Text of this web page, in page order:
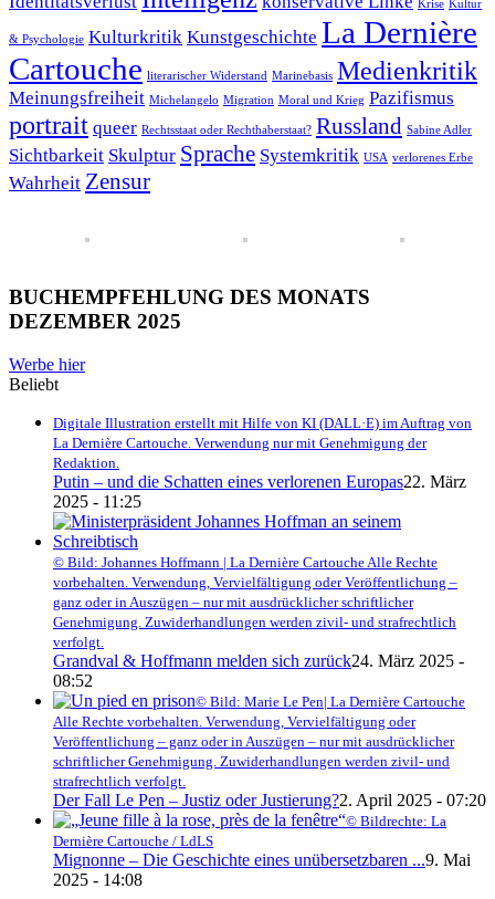
Krise Kultur
& Psychologie Kulturkritik Kunstgeschichte La Dernière
Cartouche literarischer Widerstand Marinebasis Medienkritik
Meinungsfreiheit Michelangelo Migration Moral und Krieg Pazifismus
portrait queer Rechtsstaat oder Rechthaberstaat? Russland Sabine Adler
Sichtbarkeit Skulptur Sprache Systemkritik USA verlorenes Erbe
Wahrheit Zensur
BUCHEMPFEHLUNG DES MONATS
DEZEMBER 2025
Werbe hier
Beliebt
Digitale Illustration erstellt mit Hilfe von KI (DALL·E) im Auftrag von
La Dernière Cartouche. Verwendung nur mit Genehmigung der
Redaktion.
Putin – und die Schatten eines verlorenen Europas22. März
2025 - 11:25
© Bild: Johannes Hoffmann | La Dernière Cartouche Alle Rechte
vorbehalten. Verwendung, Vervielfältigung oder Veröffentlichung –
ganz oder in Auszügen – nur mit ausdrücklicher schriftlicher
Genehmigung. Zuwiderhandlungen werden zivil- und strafrechtlich
verfolgt.
Grandval & Hoffmann melden sich zurück24. März 2025 -
08:52
© Bild: Marie Le Pen| La Dernière Cartouche
Alle Rechte vorbehalten. Verwendung, Vervielfältigung oder
Veröffentlichung – ganz oder in Auszügen – nur mit ausdrücklicher
schriftlicher Genehmigung. Zuwiderhandlungen werden zivil- und
strafrechtlich verfolgt.
Der Fall Le Pen – Justiz oder Justierung?2. April 2025 - 07:20
© Bildrechte: La
Dernière Cartouche / LdLS
Mignonne – Die Geschichte eines unübersetzbaren ...9. Mai
2025 - 14:08